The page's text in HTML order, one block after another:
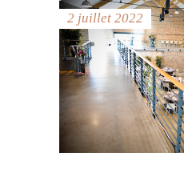
2 juillet 2022